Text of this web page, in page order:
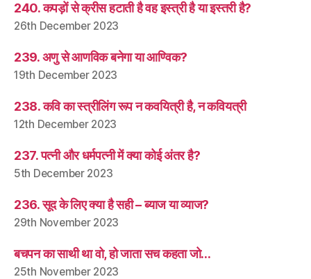
240. कपड़ों से क्रीस हटाती है वह इस्त्री है या इस्तरी है?
26th December 2023
239. अणु से आणविक बनेगा या आण्विक?
19th December 2023
238. कवि का स्त्रीलिंग रूप न कवयित्री है, न कवियत्री
12th December 2023
237. पत्नी और धर्मपत्नी में क्या कोई अंतर है?
5th December 2023
236. सूद के लिए क्या है सही – ब्याज या व्याज?
29th November 2023
बचपन का साथी था वो, हो जाता सच कहता जो…
25th November 2023